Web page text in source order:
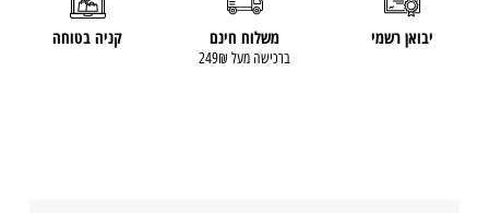
יבואן רשמי משלוח חינם
ברכישה מעל 249₪
קניה בטוחה